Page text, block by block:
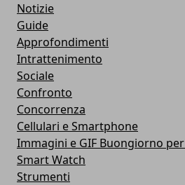
Notizie
Guide
Approfondimenti
Intrattenimento
Sociale
Confronto
Concorrenza
Cellulari e Smartphone
Immagini e GIF Buongiorno
Smart Watch
Strumenti